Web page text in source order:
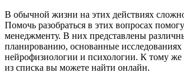
В обычной жизни на этих действиях
Помочь разобраться в этих вопросах
менеджменту. В них представлены
планированию, основанные исследованиях
нейрофизиологии и психологии. К тому же
из списка вы можете найти онлайн.